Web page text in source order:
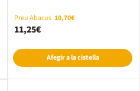
Preu Abacus 10,70€
11,25€
Afegir a la cistella